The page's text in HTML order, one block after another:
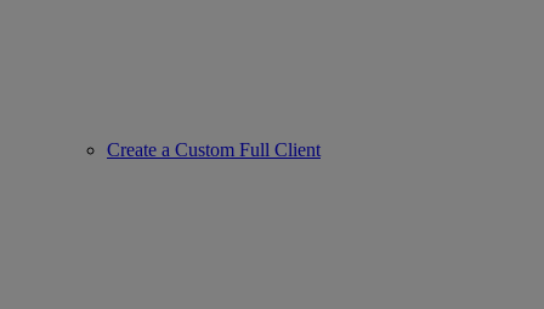
Create a Custom Full Client